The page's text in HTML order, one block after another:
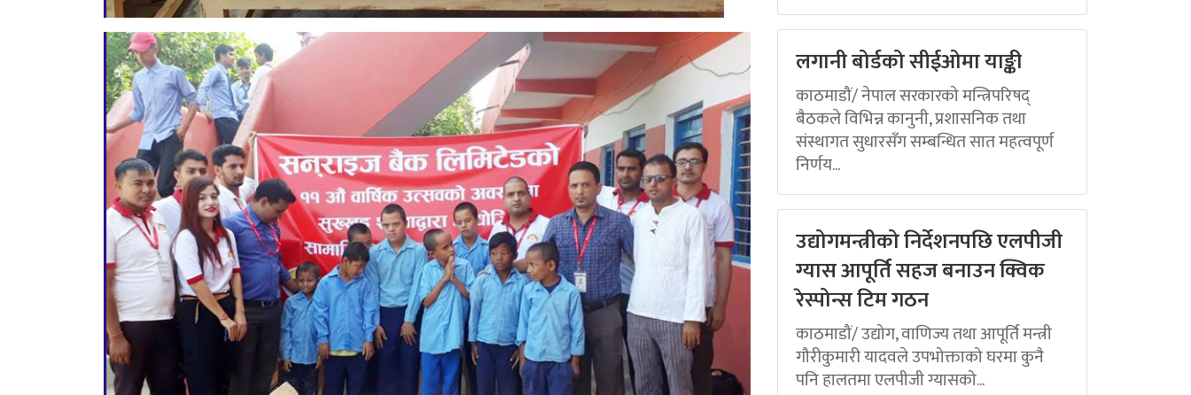
लगानी बोर्डको सीईओमा याङ्की
काठमाडौं/ नेपाल सरकारको मन्त्रिपरिषद्
बैठकले विभिन्न कानुनी, प्रशासनिक तथा
संस्थागत सुधारसँग सम्बन्धित सात महत्वपूर्ण
निर्णय...
उद्योगमन्त्रीको निर्देशनपछि एलपीजी
ग्यास आपूर्ति सहज बनाउन क्विक
रेस्पोन्स टिम गठन
काठमाडौं/ उद्योग, वाणिज्य तथा आपूर्ति मन्त्री
गौरीकुमारी यादवले उपभोक्ताको घरमा कुनै
पनि हालतमा एलपीजी ग्यासको...